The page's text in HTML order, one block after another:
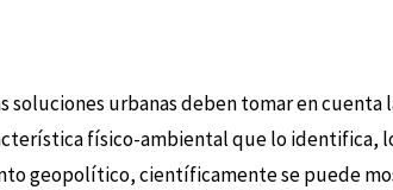
urbanas deben tomar en cuenta
físico-ambiental que lo identifica,
geopolítico, científicamente se puede